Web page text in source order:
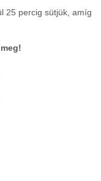
25 percig sütjük, amíg